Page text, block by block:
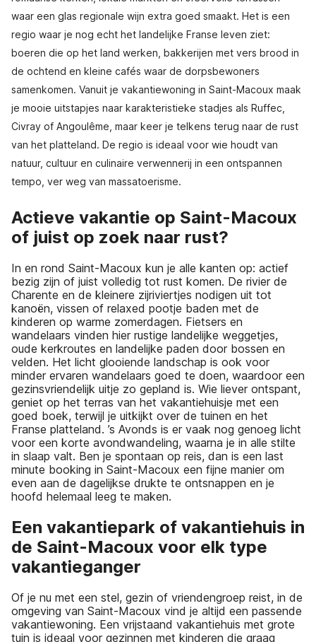
waar een glas regionale wijn extra goed smaakt. Het is een
regio waar je nog echt het landelijke Franse leven ziet:
boeren die op het land werken, bakkerijen met vers brood in
de ochtend en kleine cafés waar de dorpsbewoners
samenkomen. Vanuit je vakantiewoning in Saint-Macoux maak
je mooie uitstapjes naar karakteristieke stadjes als Ruffec,
Civray of Angoulême, maar keer je telkens terug naar de rust
van het platteland. De regio is ideaal voor wie houdt van
natuur, cultuur en culinaire verwennerij in een ontspannen
tempo, ver weg van massatoerisme.
Actieve vakantie op Saint-Macoux
of juist op zoek naar rust?
In en rond Saint-Macoux kun je alle kanten op: actief
bezig zijn of juist volledig tot rust komen. De rivier de
Charente en de kleinere zijriviertjes nodigen uit tot
kanoën, vissen of relaxed pootje baden met de
kinderen op warme zomerdagen. Fietsers en
wandelaars vinden hier rustige landelijke weggetjes,
oude kerkroutes en landelijke paden door bossen en
velden. Het licht glooiende landschap is ook voor
minder ervaren wandelaars goed te doen, waardoor een
gezinsvriendelijk uitje zo gepland is. Wie liever ontspant,
geniet op het terras van het vakantiehuisje met een
goed boek, terwijl je uitkijkt over de tuinen en het
Franse platteland. ’s Avonds is er vaak nog genoeg licht
voor een korte avondwandeling, waarna je in alle stilte
in slaap valt. Ben je spontaan op reis, dan is een last
minute booking in Saint-Macoux een fijne manier om
even aan de dagelijkse drukte te ontsnappen en je
hoofd helemaal leeg te maken.
Een vakantiepark of vakantiehuis in
de Saint-Macoux voor elk type
vakantieganger
Of je nu met een stel, gezin of vriendengroep reist, in de
omgeving van Saint-Macoux vind je altijd een passende
vakantiewoning. Een vrijstaand vakantiehuis met grote
tuin is ideaal voor gezinnen met kinderen die graag